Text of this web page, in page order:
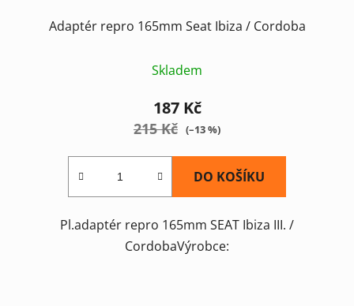
Adaptér repro 165mm Seat Ibiza / Cordoba
Skladem
187 Kč
215 Kč (–13 %)
DO KOŠÍKU
Pl.adaptér repro 165mm SEAT Ibiza III. /
CordobaVýrobce: